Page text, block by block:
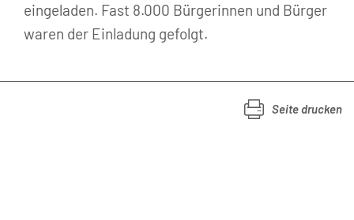
eingeladen. Fast 8.000 Bürgerinnen und Bürger
waren der Einladung gefolgt.
Seite drucken